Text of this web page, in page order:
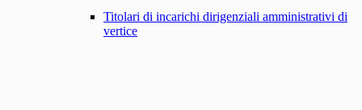
Titolari di incarichi dirigenziali amministrativi di
vertice